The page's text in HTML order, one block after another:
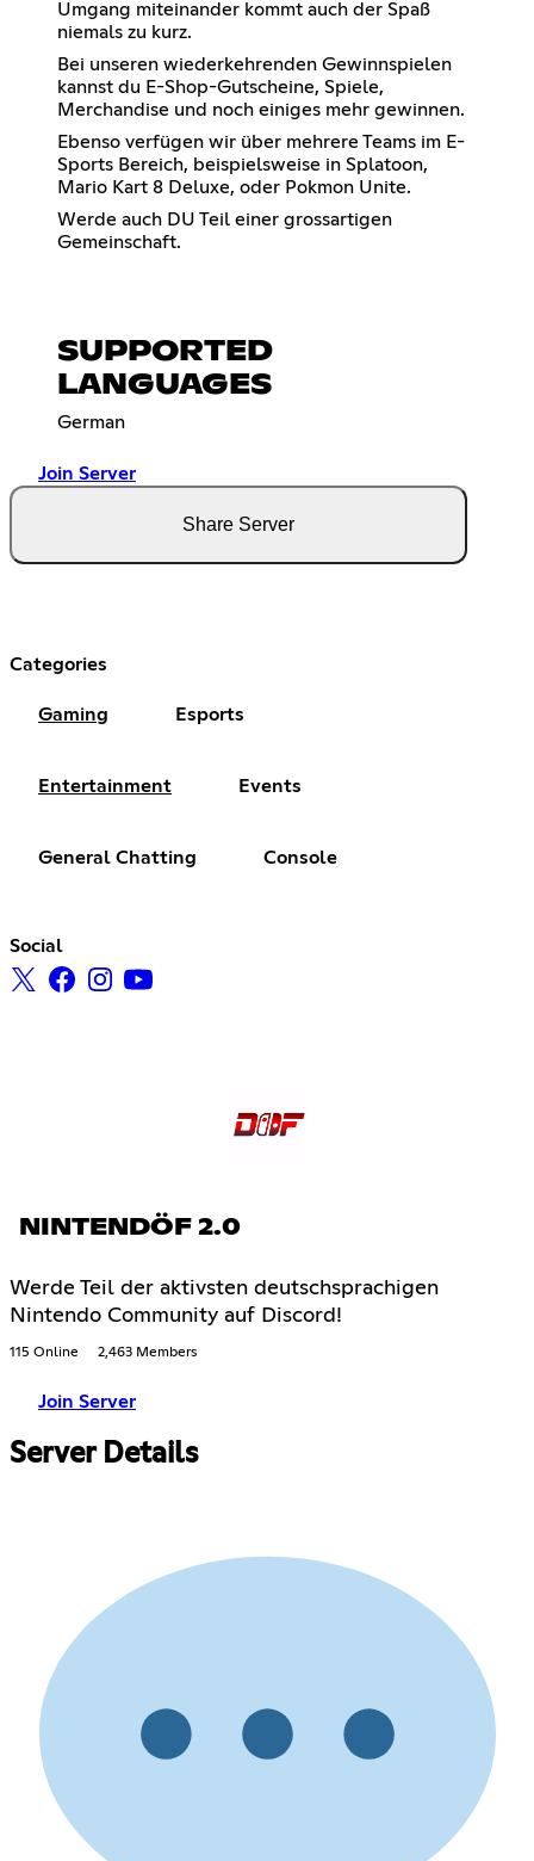
Umgang miteinander kommt auch der Spaß
niemals zu kurz.
Bei unseren wiederkehrenden Gewinnspielen
kannst du E-Shop-Gutscheine, Spiele,
Merchandise und noch einiges mehr gewinnen.
Ebenso verfügen wir über mehrere Teams im E-
Sports Bereich, beispielsweise in Splatoon,
Mario Kart 8 Deluxe, oder Pokmon Unite.
Werde auch DU Teil einer grossartigen
Gemeinschaft.
SUPPORTED
LANGUAGES
German
Join Server
Share Server
Categories
Gaming Esports
Entertainment Events
General Chatting Console
Social
NINTENDÖF 2.0
Werde Teil der aktivsten deutschsprachigen
Nintendo Community auf Discord!
115 Online 2,463 Members
Join Server
Server Details